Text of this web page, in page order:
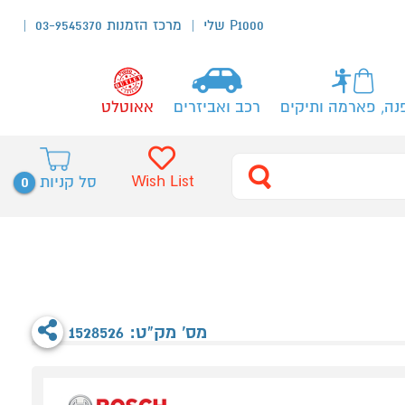
P1000 שלי מרכז הזמנות 03-9545370
פארמה ותיקים רכב ואביזרים אאוטלט
סל קניות 0 Wish List
מס' מק"ט: 1528526